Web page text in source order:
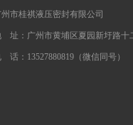
州市桂祺液压密封有限公司
址：广州市黄埔区夏园新圩路十
话：13527880819（微信同号）